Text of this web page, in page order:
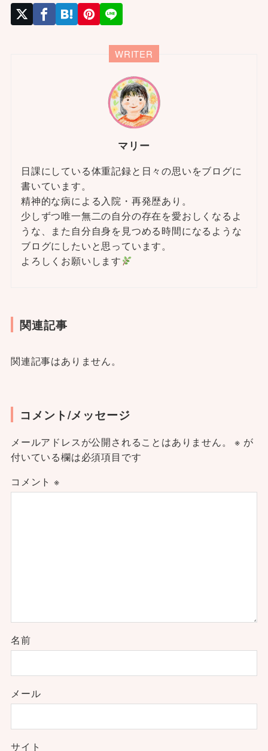
WRITER
マリー
日課にしている体重記録と日々の思いをブログに
書いています。
精神的な病による入院・再発歴あり。
少しずつ唯一無二の自分の存在を愛おしくなるよ
うな、また自分自身を見つめる時間になるような
ブログにしたいと思っています。
よろしくお願いします
関連記事
関連記事はありません。
コメント/メッセージ
メールアドレスが公開されることはありません。 ※ が
付いている欄は必須項目です
コメント ※
名前
メール
サイト